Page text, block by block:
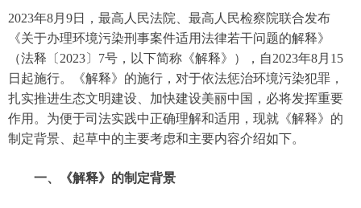
2023年8月9日，最高人民法院、最高人民检察院联合发布
《关于办理环境污染刑事案件适用法律若干问题的解释》
（法释〔2023〕7号，以下简称《解释》），自2023年8月15
日起施行。《解释》的施行，对于依法惩治环境污染犯罪，
扎实推进生态文明建设、加快建设美丽中国，必将发挥重要
作用。为便于司法实践中正确理解和适用，现就《解释》的
制定背景、起草中的主要考虑和主要内容介绍如下。
一、《解释》的制定背景